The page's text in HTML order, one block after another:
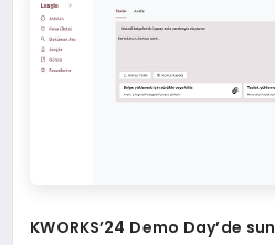
KWORKS’24 Demo Day’de